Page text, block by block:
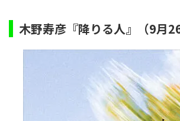
木野寿彦『降りる人』（9月